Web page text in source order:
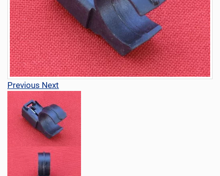
Previous Next